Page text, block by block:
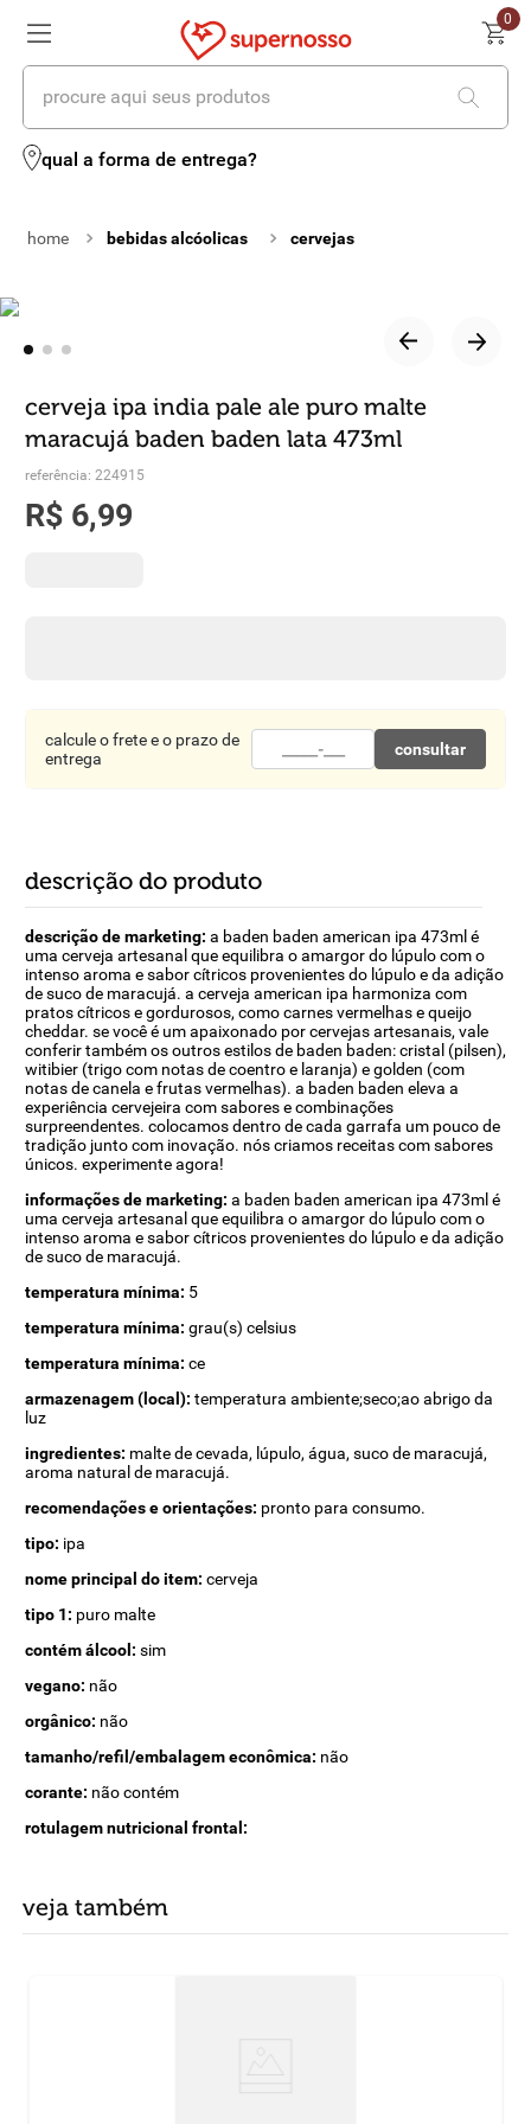
0
procure aqui seus produtos
qual a forma de entrega?
bebidas alcóolicas cervejas
cerveja ipa india pale ale puro malte
maracujá baden baden lata 473ml
referência: 224915
R$ 6,99
calcule o frete e o prazo de
entrega
consultar
descrição do produto
descrição de marketing: a baden baden american ipa 473ml é
uma cerveja artesanal que equilibra o amargor do lúpulo com o
intenso aroma e sabor cítricos provenientes do lúpulo e da adição
de suco de maracujá. a cerveja american ipa harmoniza com
pratos cítricos e gordurosos, como carnes vermelhas e queijo
cheddar. se você é um apaixonado por cervejas artesanais, vale
conferir também os outros estilos de baden baden: cristal (pilsen),
witibier (trigo com notas de coentro e laranja) e golden (com
notas de canela e frutas vermelhas). a baden baden eleva a
experiência cervejeira com sabores e combinações
surpreendentes. colocamos dentro de cada garrafa um pouco de
tradição junto com inovação. nós criamos receitas com sabores
únicos. experimente agora!
informações de marketing: a baden baden american ipa 473ml é
uma cerveja artesanal que equilibra o amargor do lúpulo com o
intenso aroma e sabor cítricos provenientes do lúpulo e da adição
de suco de maracujá.
temperatura mínima: 5
temperatura mínima: grau(s) celsius
temperatura mínima: ce
armazenagem (local): temperatura ambiente;seco;ao abrigo da
luz
ingredientes: malte de cevada, lúpulo, água, suco de maracujá,
aroma natural de maracujá.
recomendações e orientações: pronto para consumo.
tipo: ipa
nome principal do item: cerveja
tipo 1: puro malte
contém álcool: sim
vegano: não
orgânico: não
tamanho/refil/embalagem econômica: não
corante: não contém
rotulagem nutricional frontal:
veja também
termos mais buscados
2º leite
º
queijo
6º biscoito
7